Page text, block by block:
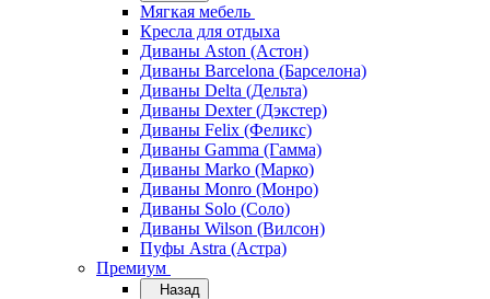
Мягкая мебель
Кресла для отдыха
Диваны Aston (Астон)
Диваны Barcelona (Барселона)
Диваны Delta (Дельта)
Диваны Dexter (Дэкстер)
Диваны Felix (Феликс)
Диваны Gamma (Гамма)
Диваны Marko (Марко)
Диваны Monro (Монро)
Диваны Solo (Соло)
Диваны Wilson (Вилсон)
Пуфы Astra (Астра)
Премиум
Назад